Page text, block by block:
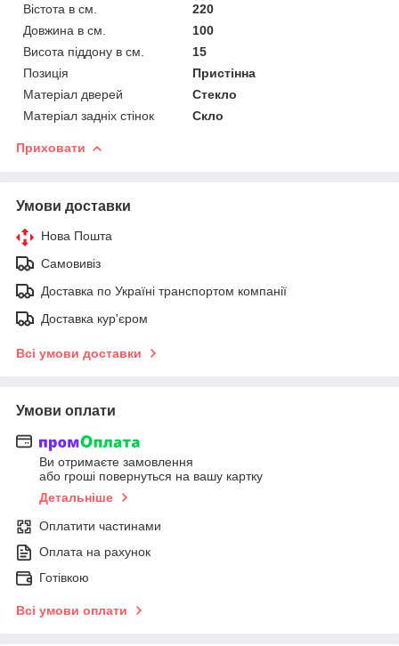
Вістота в см.
220
Довжина в см.
100
Висота піддону в см.
15
Позиція
Пристінна
Матеріал дверей
Стекло
Матеріал задніх стінок
Скло
Приховати
Умови доставки
Нова Пошта
Самовивіз
Доставка по Україні транспортом компанії
Доставка кур'єром
Всі умови доставки
Умови оплати
Ви отримаєте замовлення
або гроші повернуться на вашу картку
Детальніше
Оплатити частинами
Оплата на рахунок
Готівкою
Всі умови оплати